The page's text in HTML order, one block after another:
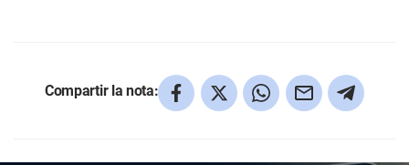
Compartir la nota: